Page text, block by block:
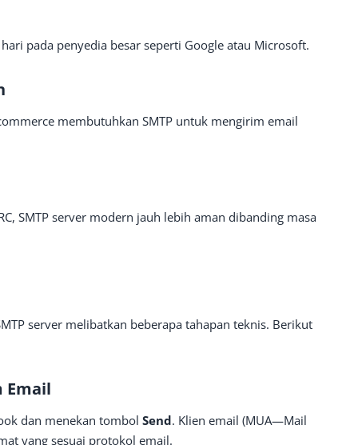
pada penyedia besar seperti Google atau Microsoft.
membutuhkan SMTP untuk mengirim email
SMTP server modern jauh lebih aman dibanding masa
server melibatkan beberapa tahapan teknis. Berikut
Email
dan menekan tombol Send. Klien email (MUA—Mail
yang sesuai protokol email.